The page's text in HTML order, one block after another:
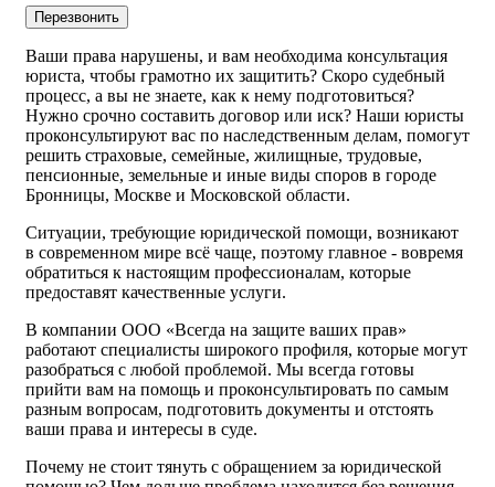
Перезвонить
Ваши права нарушены, и вам необходима консультация
юриста, чтобы грамотно их защитить? Скоро судебный
процесс, а вы не знаете, как к нему подготовиться?
Нужно срочно составить договор или иск? Наши юристы
проконсультируют вас по наследственным делам, помогут
решить страховые, семейные, жилищные, трудовые,
пенсионные, земельные и иные виды споров в городе
Бронницы, Москве и Московской области.
Ситуации, требующие юридической помощи, возникают
в современном мире всё чаще, поэтому главное - вовремя
обратиться к настоящим профессионалам, которые
предоставят качественные услуги.
В компании ООО «Всегда на защите ваших прав»
работают специалисты широкого профиля, которые могут
разобраться с любой проблемой. Мы всегда готовы
прийти вам на помощь и проконсультировать по самым
разным вопросам, подготовить документы и отстоять
ваши права и интересы в суде.
Почему не стоит тянуть с обращением за юридической